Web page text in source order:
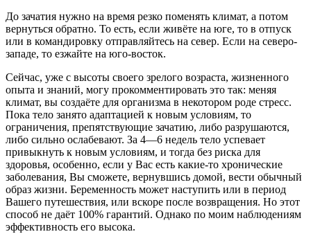
До зачатия нужно на время резко поменять климат, а потом
вернуться обратно. То есть, если живёте на юге, то в отпуск
или в командировку отправляйтесь на север. Если на северо-
западе, то езжайте на юго-восток.
Сейчас, уже с высоты своего зрелого возраста, жизненного
опыта и знаний, могу прокомментировать это так: меняя
климат, вы создаёте для организма в некотором роде стресс.
Пока тело занято адаптацией к новым условиям, то
ограничения, препятствующие зачатию, либо разрушаются,
либо сильно ослабевают. За 4—6 недель тело успевает
привыкнуть к новым условиям, и тогда без риска для
здоровья, особенно, если у Вас есть какие-то хронические
заболевания, Вы сможете, вернувшись домой, вести обычный
образ жизни. Беременность может наступить или в период
Вашего путешествия, или вскоре после возвращения. Но этот
способ не даёт 100% гарантий. Однако по моим наблюдениям
эффективность его высока.